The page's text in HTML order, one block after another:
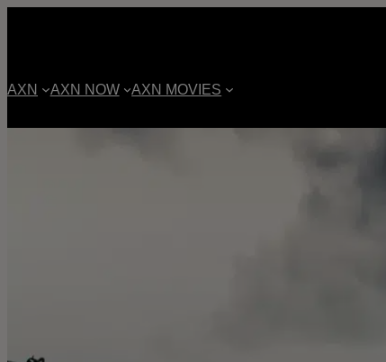
AXN AXN NOW AXN MOVIES